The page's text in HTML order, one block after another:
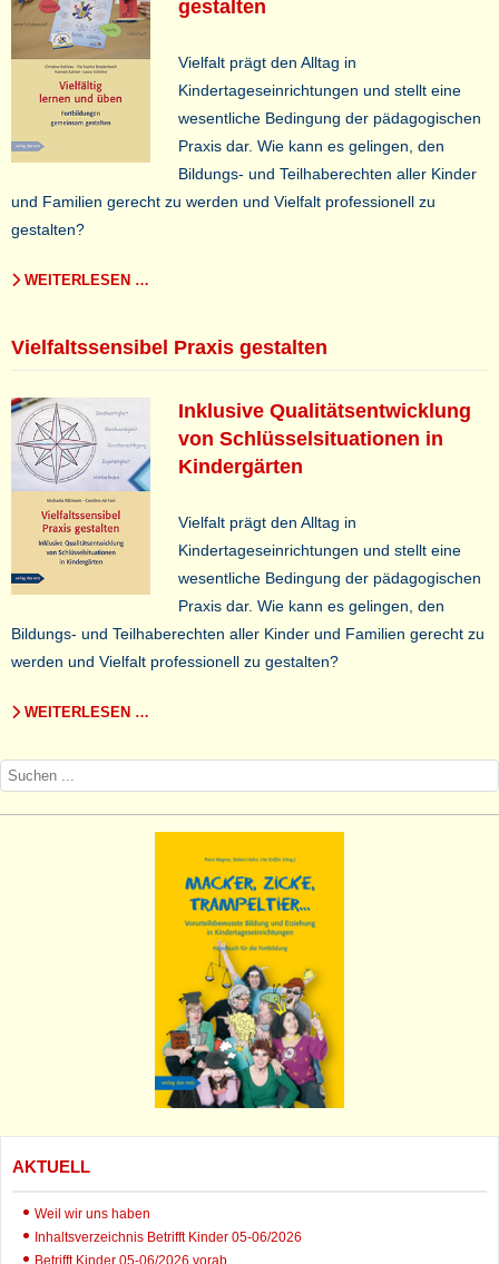
gestalten
Vielfalt prägt den Alltag in
Kindertageseinrichtungen und stellt eine
wesentliche Bedingung der pädagogischen
Praxis dar. Wie kann es gelingen, den
Bildungs- und Teilhaberechten aller Kinder
und Familien gerecht zu werden und Vielfalt professionell zu
gestalten?
WEITERLESEN …
Vielfaltssensibel Praxis gestalten
Inklusive Qualitätsentwicklung
von Schlüsselsituationen in
Kindergärten
Vielfalt prägt den Alltag in
Kindertageseinrichtungen und stellt eine
wesentliche Bedingung der pädagogischen
Praxis dar. Wie kann es gelingen, den
Bildungs- und Teilhaberechten aller Kinder und Familien gerecht zu
werden und Vielfalt professionell zu gestalten?
WEITERLESEN …
AKTUELL
Weil wir uns haben
Inhaltsverzeichnis Betrifft Kinder 05-06/2026
Betrifft Kinder 05-06/2026 vorab